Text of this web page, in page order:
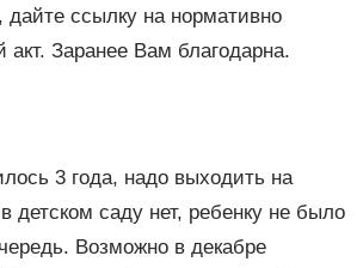
дайте ссылку на нормативно
акт. Заранее Вам благодарна.
3 года, надо выходить на
детском саду нет, ребенку не было
Возможно в декабре